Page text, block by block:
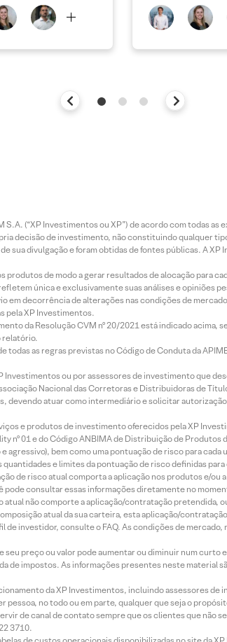
(“XP Investimentos ou XP”) de acordo com todas
decisão de investimento, não constituindo qualquer
sua divulgação e foram obtidas de fontes públicas. A
de modo a gerar resultados de alocação para
única e exclusivamente suas análises e opiniões
em decorrência de alterações nas condições de
pela XP Investimentos.
da Resolução CVM nº 20/2021 está indicado acima,
relatório.
as regras previstas no Código de Conduta da
ou por assessores de investimento que
Nacional das Corretoras e Distribuidoras de
atuar como intermediário e solicitar
e produtos de investimento oferecidos pela XP
nº 01 e do Código ANBIMA de Distribuição de
agressivo), bem como uma pontuação de risco para
e limites da pontuação de risco definidas
de risco atual comporta a aplicação nos produtos e/ou
consultar essas informações diretamente no
atual não comporte a aplicação/contratação pretendida,
atual da sua carteira, esta aplicação/
investidor, consulte o FAQ. As condições de
preço ou valor pode aumentar ou diminuir num
impostos. As informações presentes neste material
da XP Investimentos, incluindo assessores de
pessoa, no todo ou em parte, qualquer que seja o
de canal de contato sempre que os clientes que não
3710.